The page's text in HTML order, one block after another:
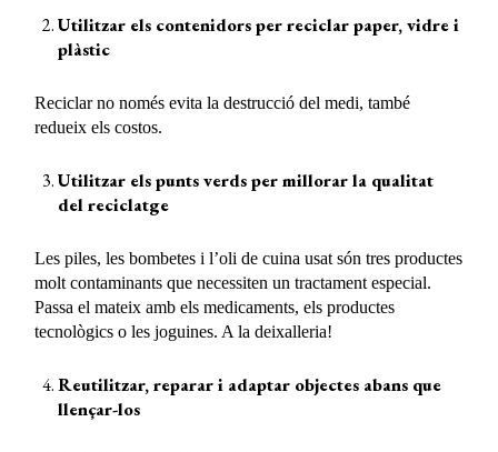
Utilitzar els contenidors per reciclar paper, vidre i
plàstic
Reciclar no només evita la destrucció del medi, també
redueix els costos.
Utilitzar els punts verds per millorar la qualitat
del reciclatge
Les piles, les bombetes i l’oli de cuina usat són tres productes
molt contaminants que necessiten un tractament especial.
Passa el mateix amb els medicaments, els productes
tecnològics o les joguines. A la deixalleria!
Reutilitzar, reparar i adaptar objectes abans que
llençar-los